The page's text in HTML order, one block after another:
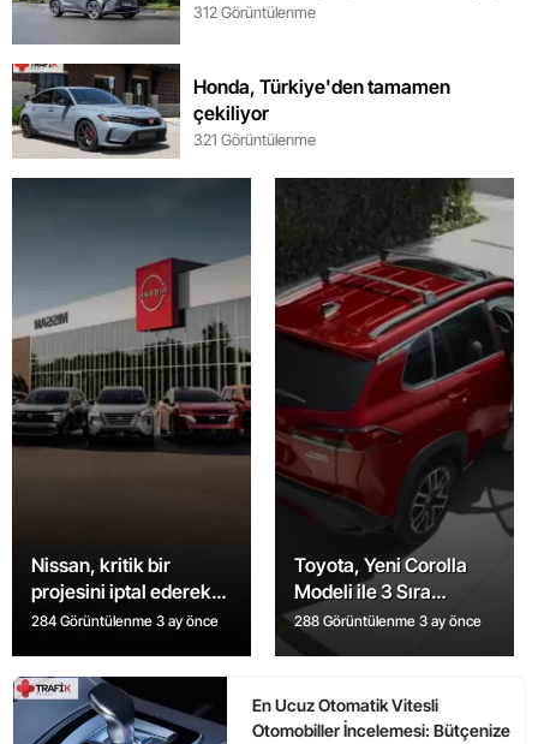
312 Görüntülenme
Honda, Türkiye'den tamamen
çekiliyor
321 Görüntülenme
Nissan, kritik bir
projesini iptal ederek
planlarını değiştirdi
284 Görüntülenme 3 ay önce
Toyota, Yeni Corolla
Modeli ile 3 Sıra
Koltuklu Araçları
Piyasaya Sürüyor
288 Görüntülenme 3 ay önce
En Ucuz Otomatik Vitesli
Otomobiller İncelemesi: Bütçenize